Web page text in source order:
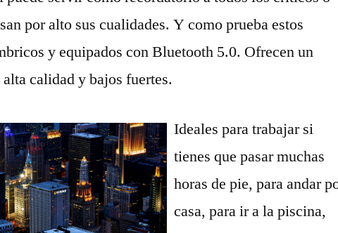
por alto sus cualidades. Y como prueba estos
y equipados con Bluetooth 5.0. Ofrecen un
calidad y bajos fuertes.
Ideales para trabajar si
tienes que pasar muchas
horas de pie, para andar
casa, para ir a la piscina,